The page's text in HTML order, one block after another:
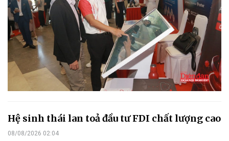
Hệ sinh thái lan toả đầu tư FDI chất lượng cao
08/08/2026 02:04